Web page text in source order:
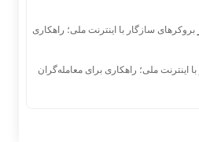
بروکرهای سازگار با اینترنت ملی؛ راهکاری
اینترنت ملی؛ راهکاری برای معامله‌گران